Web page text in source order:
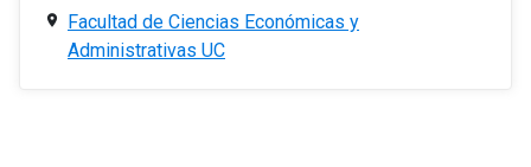
Facultad de Ciencias Económicas y
Administrativas UC